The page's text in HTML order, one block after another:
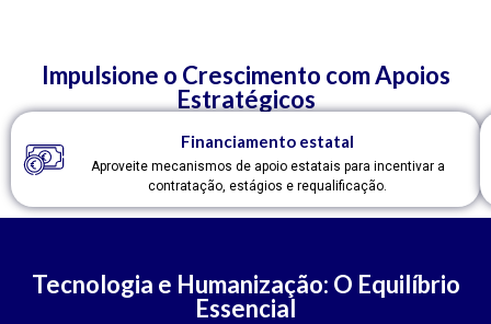
Impulsione o Crescimento com Apoios
Estratégicos
Financiamento estatal
Aproveite mecanismos de apoio estatais para incentivar a
contratação, estágios e requalificação.
Tecnologia e Humanização: O Equilíbrio
Essencial